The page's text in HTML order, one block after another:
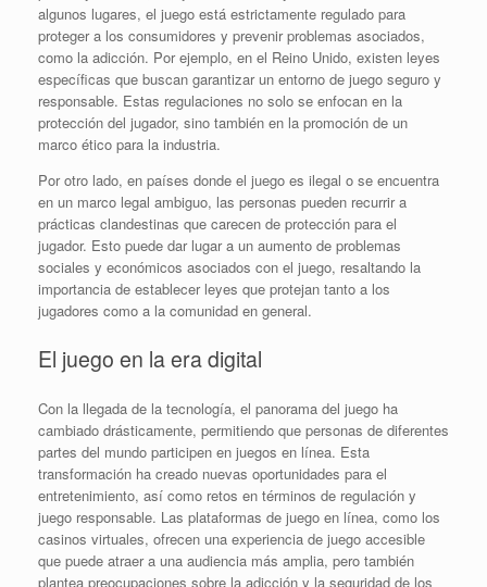
algunos lugares, el juego está estrictamente regulado para
proteger a los consumidores y prevenir problemas asociados,
como la adicción. Por ejemplo, en el Reino Unido, existen leyes
específicas que buscan garantizar un entorno de juego seguro y
responsable. Estas regulaciones no solo se enfocan en la
protección del jugador, sino también en la promoción de un
marco ético para la industria.
Por otro lado, en países donde el juego es ilegal o se encuentra
en un marco legal ambiguo, las personas pueden recurrir a
prácticas clandestinas que carecen de protección para el
jugador. Esto puede dar lugar a un aumento de problemas
sociales y económicos asociados con el juego, resaltando la
importancia de establecer leyes que protejan tanto a los
jugadores como a la comunidad en general.
El juego en la era digital
Con la llegada de la tecnología, el panorama del juego ha
cambiado drásticamente, permitiendo que personas de diferentes
partes del mundo participen en juegos en línea. Esta
transformación ha creado nuevas oportunidades para el
entretenimiento, así como retos en términos de regulación y
juego responsable. Las plataformas de juego en línea, como los
casinos virtuales, ofrecen una experiencia de juego accesible
que puede atraer a una audiencia más amplia, pero también
plantea preocupaciones sobre la adicción y la seguridad de los